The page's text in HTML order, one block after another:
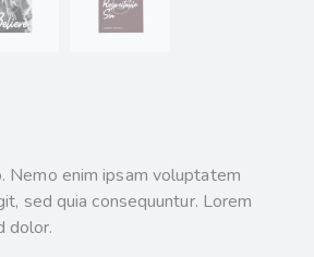
Nemo enim ipsam voluptatem
sed quia consequuntur. Lorem
dolor.